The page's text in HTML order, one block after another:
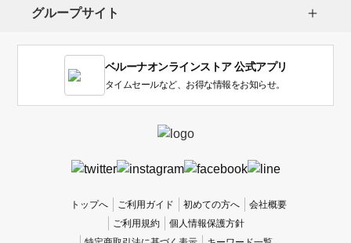
い
グループサイト
ベルーナオンラインストア 公式アプリ
タイムセールなど、お得な情報をお知らせ。
トップへ ご利用ガイド 初めての方へ
会社概要
ご利用規約
個人情報保護方針